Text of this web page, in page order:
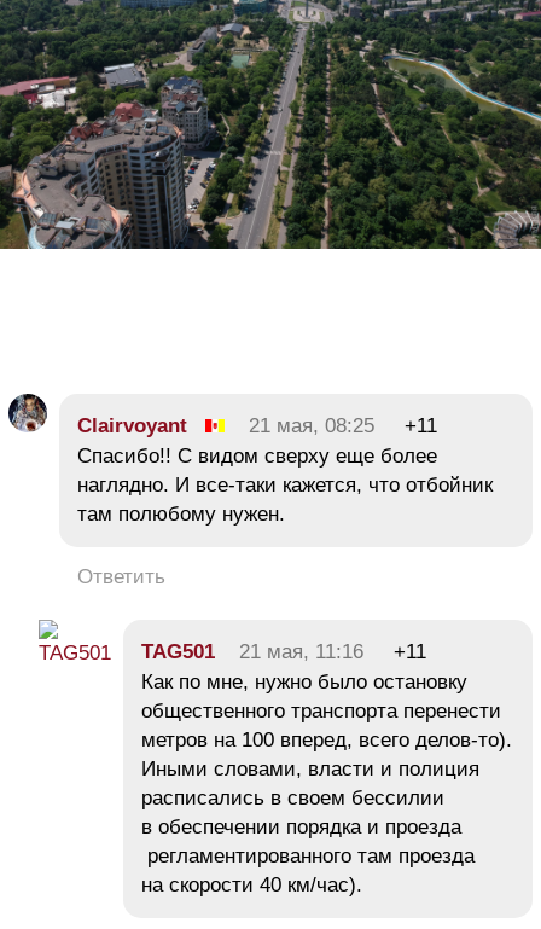
Clairvoyant 21 мая, 08:25
+11
Спасибо!! С видом сверху еще более
наглядно. И все-таки кажется, что отбойник
там полюбому нужен.
Ответить
TAG501 21 мая, 11:16
+11
Как по мне, нужно было остановку
общественного транспорта перенести
метров на 100 вперед, всего делов-то).
Иными словами, власти и полиция
расписались в своем бессилии
в обеспечении порядка и проезда
регламентированного там проезда
на скорости 40 км/час).